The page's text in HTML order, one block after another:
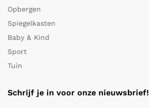
Opbergen
Spiegelkasten
Baby & Kind
Sport
Tuin
Schrijf je in voor onze nieuwsbrief!